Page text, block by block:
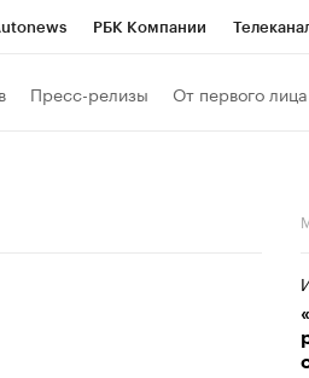
РБК Компании
Пресс-релизы От первого лица